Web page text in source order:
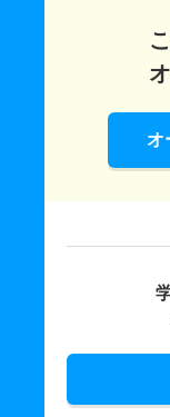
フードビ
フードビ
5人 1.30
2人 －
フードビ
フードビ
2人 1
オ